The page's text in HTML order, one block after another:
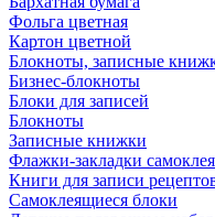
Фольга цветная
Картон цветной
Блокноты, записные
Бизнес-блокноты
Блоки для записей
Блокноты
Записные книжки
Флажки-закладки
Книги для записи
Самоклеящиеся блоки